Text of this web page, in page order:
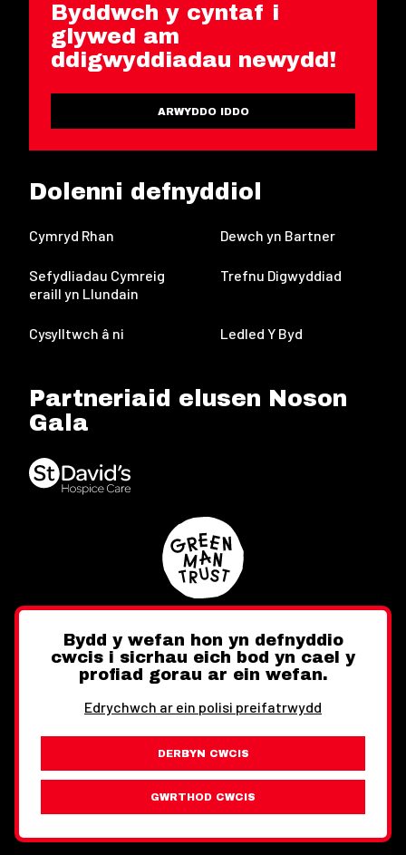
Byddwch y cyntaf i
glywed am
ddigwyddiadau newydd!
ARWYDDO IDDO
Dolenni defnyddiol
Cymryd Rhan Dewch yn Bartner
Sefydliadau Cymreig
eraill yn Llundain
Trefnu Digwyddiad
Cysylltwch â ni Ledled Y Byd
Partneriaid elusen Noson
Gala
Twitter FacebookInstagram
Ewch i'r Wefan Toward
Gwybodaeth Cyfreithiol
Wythnos Cymru Llundain © Hawlfraint 2026
Bydd y wefan hon yn defnyddio
cwcis i sicrhau eich bod yn cael y
profiad gorau ar ein wefan.
Edrychwch ar ein polisi preifatrwydd
DERBYN CWCIS
GWRTHOD CWCIS